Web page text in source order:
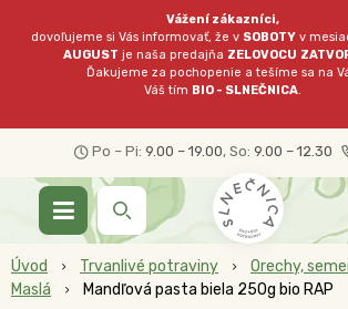
Vážení zákazníci,
dovoľujeme si Vás informovať, že v SOBOTY v
AUGUST je naša predajňa ZELOVOCU
Ďakujeme za pochopenie a tešíme sa na
Váš tím BIO - SLNEČNICA.
Po – Pi: 9.00 – 19.00, So: 9.00 – 12.30
Úvod Trvanlivé potraviny
Orechy,
Maslá
Mandľová pasta biela 250g bio RAP